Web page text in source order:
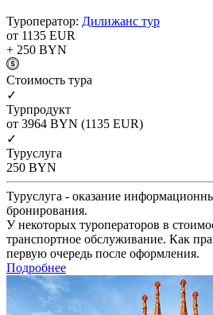
Туроператор: Дилижанс тур
от 1135 EUR
+ 250 BYN
Cтоимость тура
✓
Турпродукт
от 3964 BYN (1135 EUR)
✓
Туруслуга
250 BYN
Туруслуга - оказание
бронирования.
У некоторых туроператоров в
транспортное обслуживание. Как
первую очередь после оформления.
Подробнее